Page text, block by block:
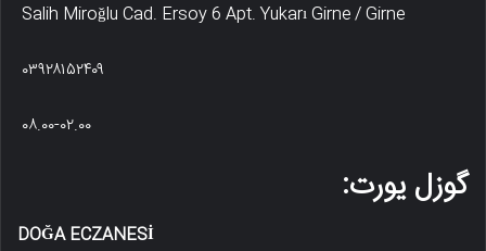
Salih Miroğlu Cad. Ersoy 6 Apt. Yukarı Girne / Girne
۰۳۹۲۸۱۵۲۴۰۹
۰۸.۰۰-۰۲.۰۰
گوزل یورت:
DOĞA ECZANESİ